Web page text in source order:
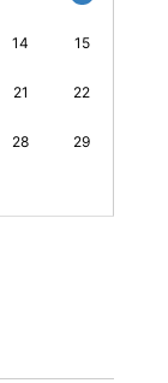
14 15
21 22
28 29